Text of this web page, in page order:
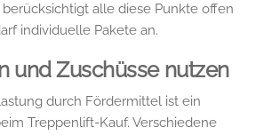
alle diese Punkte offen
individuelle Pakete an.
und Zuschüsse nutzen
durch Fördermittel ist ein
Treppenlift-Kauf. Verschiedene